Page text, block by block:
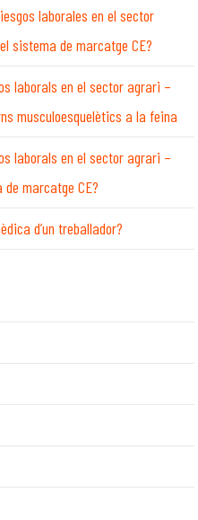
laborales en el sector
sistema de marcatge CE?
laborals en el sector agrari –
musculoesquelètics a la feina
laborals en el sector agrari –
de marcatge CE?
d’un treballador?